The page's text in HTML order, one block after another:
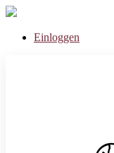
Einloggen